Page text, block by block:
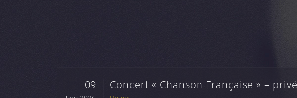
09 Concert « Chanson Française » – privé